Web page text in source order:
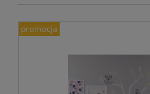
promocja